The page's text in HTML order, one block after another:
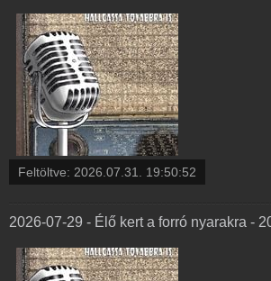
Feltöltve: 2026.07.31. 19:50:52
2026-07-29 - Élő kert a forró nyarakra -